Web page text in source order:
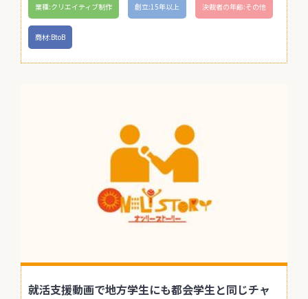
業種:クリエイティブ制作 創立:15年以上 決裁者の年齢:その他
商材:BtoB
就活支援動画で地方学生にも都会学生と同じチャ